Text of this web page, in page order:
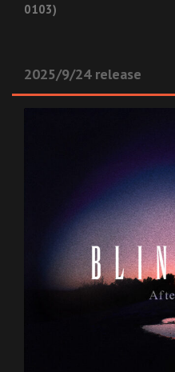
0103)
2025/9/24 release